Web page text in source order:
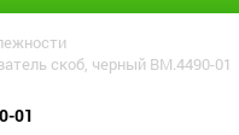
скоб, черный BM.4490-01
01